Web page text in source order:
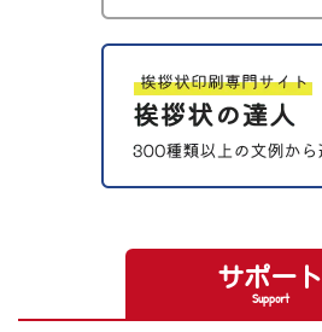
サポート
Support